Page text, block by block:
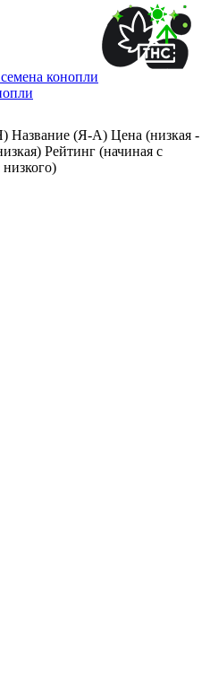
конопли
Название (Я-А) Цена (низкая -
Рейтинг (начиная с